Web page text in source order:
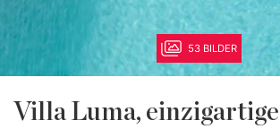
53 BILDER
Villa Luma,